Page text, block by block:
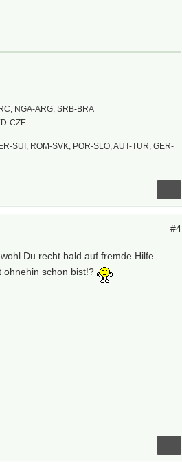
NGA-ARG, SRB-BRA
CZE
SUI, ROM-SVK, POR-SLO, AUT-TUR, GER-
#4
Du recht bald auf fremde Hilfe
ohnehin schon bist!?